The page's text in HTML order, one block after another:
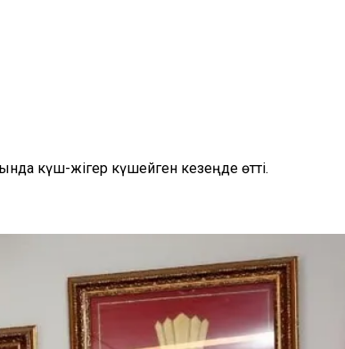
күш-жігер күшейген кезеңде өтті.